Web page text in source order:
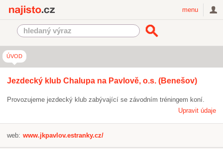
menu
ÚVOD
Jezdecký klub Chalupa na Pavlově, o.s. (Benešov)
Provozujeme jezdecký klub zabývající se závodním tréningem koní.
Upravit údaje
web: www.jkpavlov.estranky.cz/